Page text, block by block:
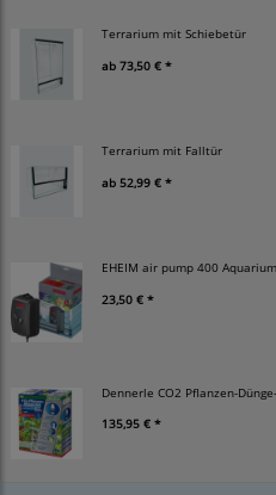
Terrarium mit Schiebetür
ab 73,50 € *
Terrarium mit Falltür
ab 52,99 € *
EHEIM air pump 400
23,50 € *
Dennerle CO2 Pflanzen-
135,95 € *